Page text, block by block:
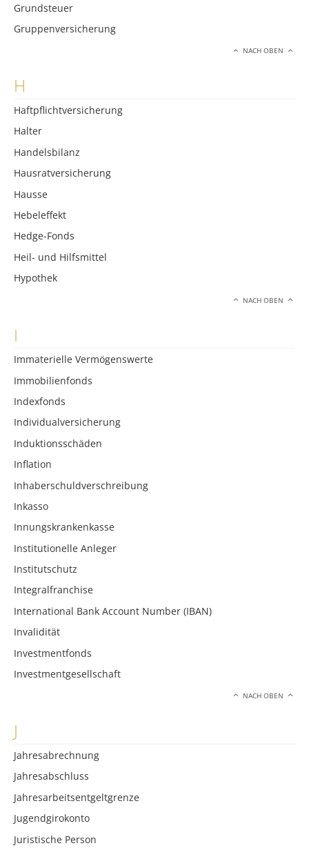
Grundsteuer
Gruppenversicherung
NACH OBEN
H
Haftpflichtversicherung
Halter
Handelsbilanz
Hausratversicherung
Hausse
Hebeleffekt
Hedge-Fonds
Heil- und Hilfsmittel
Hypothek
NACH OBEN
I
Immaterielle Vermögenswerte
Immobilienfonds
Indexfonds
Individualversicherung
Induktionsschäden
Inflation
Inhaberschuldverschreibung
Inkasso
Innungskrankenkasse
Institutionelle Anleger
Institutschutz
Integralfranchise
International Bank Account Number (IBAN)
Invalidität
Investmentfonds
Investmentgesellschaft
NACH OBEN
J
Jahresabrechnung
Jahresabschluss
Jahresarbeitsentgeltgrenze
Jugendgirokonto
Juristische Person